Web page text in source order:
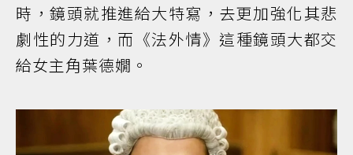
時，鏡頭就推進給大特寫，去更加強化其悲
劇性的力道，而《法外情》這種鏡頭大都交
給女主角葉德嫺。